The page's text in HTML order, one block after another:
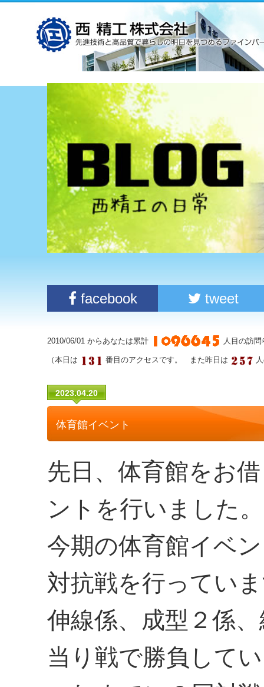
facebook tweet
2010/06/01 からあなたは累計 人目の訪
（本日は 番目のアクセスです。 また昨日は
2023.04.20
体育館イベント
先日、体育館をお
ントを行いました。
今期の体育館イベ
対抗戦を行ってい
伸線係、成型２係
当り戦で勝負して